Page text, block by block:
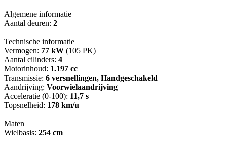
Algemene informatie
Aantal deuren: 2
Technische informatie
Vermogen: 77 kW (105 PK)
Aantal cilinders: 4
Motorinhoud: 1.197 cc
Transmissie: 6 versnellingen, Handgeschakeld
Aandrijving: Voorwielaandrijving
Acceleratie (0-100): 11,7 s
Topsnelheid: 178 km/u
Maten
Wielbasis: 254 cm